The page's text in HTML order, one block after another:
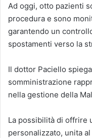
Ad oggi, otto pazienti
procedura e sono
garantendo un
spostamenti verso la
Il dottor Paciello
somministrazione
nella gestione della
La possibilità di offrire
personalizzato, unita